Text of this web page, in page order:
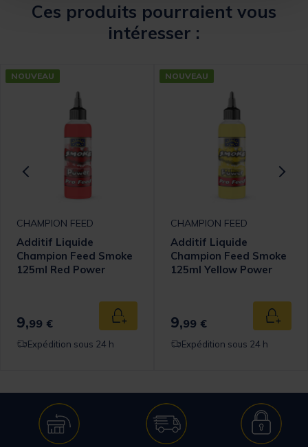
Ces produits pourraient vous
intéresser :
panier
NOUVEAU
CHAMPION FEED
Additif Liquide
Champion Feed Smoke
125ml Red Power
9,99 € Ajouter au panier
Expédition sous 24 h
NOUVEAU
CHAMPION FEED
Additif Liquide
Champion Feed Smoke
125ml Yellow Power
9,99 €
Expédition sous 24 h